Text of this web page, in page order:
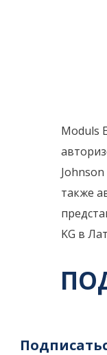
Moduls
также
KG в